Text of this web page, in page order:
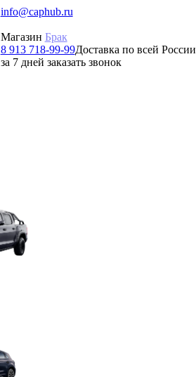
info@caphub.ru
Магазин Брак
8 913 718-99-99Доставка по всей России
за 7 дней заказать звонок